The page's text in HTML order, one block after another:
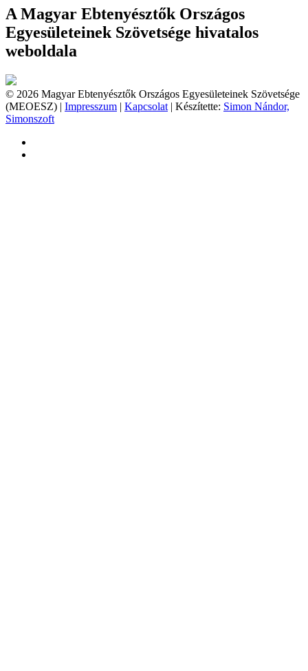
A Magyar Ebtenyésztők Országos
Egyesületeinek Szövetsége hivatalos
weboldala
© 2026 Magyar Ebtenyésztők Országos Egyesületeinek Szövetsége
(MEOESZ) | Impresszum | Kapcsolat | Készítette: Simon Nándor,
Simonszoft